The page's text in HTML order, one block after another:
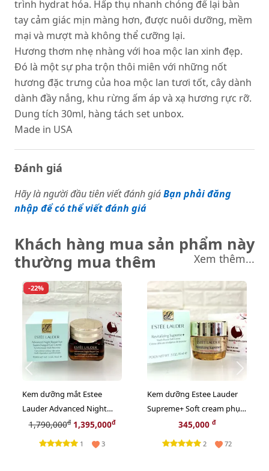
trình hydrat hóa. Hấp thụ nhanh chóng để lại bàn
tay cảm giác mịn màng hơn, được nuôi dưỡng, mềm
mại và mượt mà không thể cưỡng lại.
Hương thơm nhẹ nhàng với hoa mộc lan xinh đẹp.
Đó là một sự pha trộn thôi miên với những nốt
hương đặc trưng của hoa mộc lan tươi tốt, cây dành
dành đầy nắng, khu rừng ấm áp và xạ hương rực rỡ.
Dung tích 30ml, hàng tách set unbox.
Made in USA
Đánh giá
Hãy là người đầu tiên viết đánh giáBạn phải đăng
nhập để có thể viết đánh giá
Khách hàng mua sản phẩm này
thường mua thêm
Xem thêm...
-22%
Kem dưỡng mắt Estee
Lauder Advanced Night
Repair Supercharged chống
nhăn thâm bọng, 15ml
1,790,000đ1,395,000đ
1 3
Kem dưỡng Estee Lauder
Supreme+ Soft cream phục
hồi da chuyên sâu, 15ml
345,000 đ
2 72